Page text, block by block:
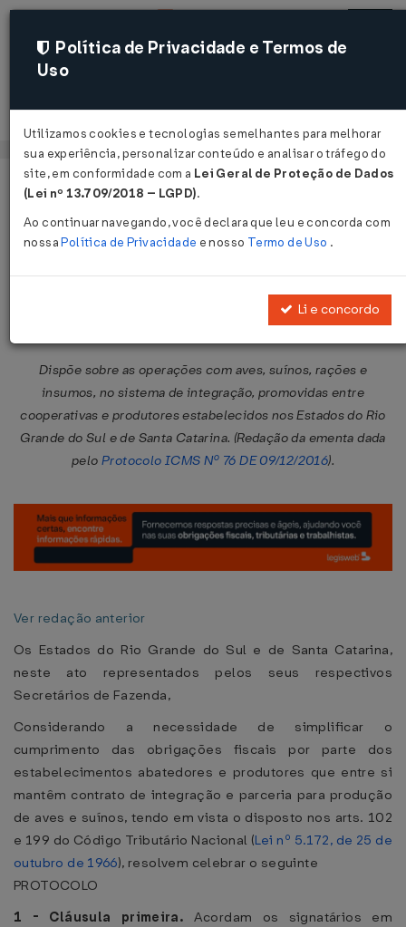
Acessar
Página Inicial Legislações
Protocolo ICMS Nº 26 DE
Dispõe sobre as operações com aves, suínos, rações e
insumos, no sistema de integração, promovidas entre
cooperativas e produtores estabelecidos nos Estados do Rio
Grande do Sul e de Santa Catarina. (Redação da ementa dada
pelo Protocolo ICMS Nº 76 DE 09/12/2016).
Ver redação anterior
Os Estados do Rio Grande do Sul e de Santa Catarina,
neste ato representados pelos seus respectivos
Secretários de Fazenda,
Considerando a necessidade de simplificar o
cumprimento das obrigações fiscais por parte dos
estabelecimentos abatedores e produtores que entre si
mantêm contrato de integração e parceria para produção
de aves e suínos, tendo em vista o disposto nos arts. 102
e 199 do Código Tributário Nacional (Lei nº 5.172, de 25 de
outubro de 1966), resolvem celebrar o seguinte
PROTOCOLO
1 - Cláusula primeira. Acordam os signatários em
Política de Privacidade e Termos de
Uso
Utilizamos cookies e tecnologias semelhantes para melhorar
sua experiência, personalizar conteúdo e analisar o tráfego do
site, em conformidade com a Lei Geral de Proteção de Dados
(Lei nº 13.709/2018 – LGPD).
Ao continuar navegando, você declara que leu e concorda com
nossaPolítica de Privacidade e nosso Termo de Uso .
Li e concordo